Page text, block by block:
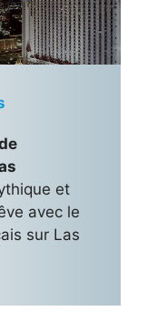
et
avec le
sur Las